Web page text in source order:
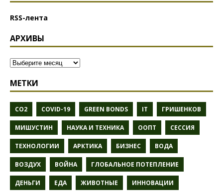
RSS-лента
АРХИВЫ
МЕТКИ
CO2 COVID-19 GREEN BONDS IT ГРИШЕНКОВ
МИШУСТИН НАУКА И ТЕХНИКА ООПТ СЕССИЯ
ТЕХНОЛОГИИ АРКТИКА БИЗНЕС ВОДА
ВОЗДУХ ВОЙНА ГЛОБАЛЬНОЕ ПОТЕПЛЕНИЕ
ДЕНЬГИ ЕДА ЖИВОТНЫЕ ИННОВАЦИИ